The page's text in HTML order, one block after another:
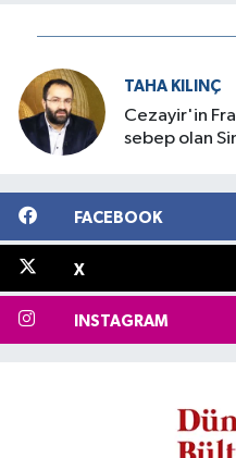
TAHA KILINÇ
Cezayir'in
sebep olan
FACEBOOK
X
INSTAGRAM